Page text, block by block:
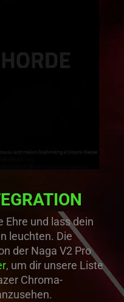
Ehre und lass dein
leuchten. Die
der Naga V2 Pro
, um dir unsere Liste
Chroma-